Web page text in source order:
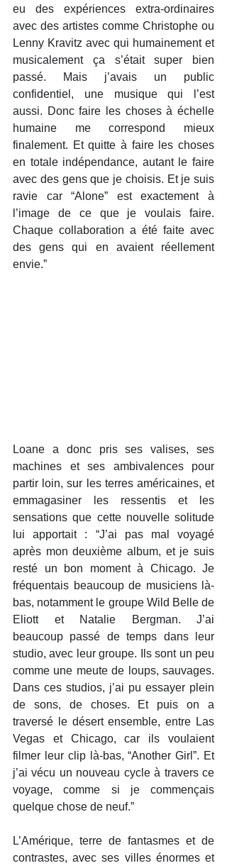
eu des expériences extra-ordinaires
avec des artistes comme Christophe ou
Lenny Kravitz avec qui humainement et
musicalement ça s’était super bien
passé. Mais j’avais un public
confidentiel, une musique qui l’est
aussi. Donc faire les choses à échelle
humaine me correspond mieux
finalement. Et quitte à faire les choses
en totale indépendance, autant le faire
avec des gens que je choisis. Et je suis
ravie car “Alone” est exactement à
l’image de ce que je voulais faire.
Chaque collaboration a été faite avec
des gens qui en avaient réellement
envie.”
Loane a donc pris ses valises, ses
machines et ses ambivalences pour
partir loin, sur les terres américaines, et
emmagasiner les ressentis et les
sensations que cette nouvelle solitude
lui apportait : “J’ai pas mal voyagé
après mon deuxième album, et je suis
resté un bon moment à Chicago. Je
fréquentais beaucoup de musiciens là-
bas, notamment le groupe Wild Belle de
Eliott et Natalie Bergman. J’ai
beaucoup passé de temps dans leur
studio, avec leur groupe. Ils sont un peu
comme une meute de loups, sauvages.
Dans ces studios, j’ai pu essayer plein
de sons, de choses. Et puis on a
traversé le désert ensemble, entre Las
Vegas et Chicago, car ils voulaient
filmer leur clip là-bas, “Another Girl”. Et
j’ai vécu un nouveau cycle à travers ce
voyage, comme si je commençais
quelque chose de neuf.”
L’Amérique, terre de fantasmes et de
contrastes, avec ses villes énormes et